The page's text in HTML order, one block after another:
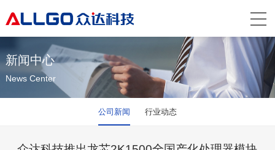
新闻中心
News Center
公司新闻 行业动态